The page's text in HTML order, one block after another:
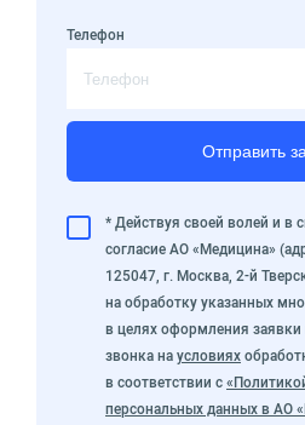
Телефон
Отправить
* Действуя своей волей и в
согласие АО «Медицина»
125047, г. Москва, 2-й
на обработку указанных
в целях оформления заявки
звонка на условиях
в соответствии с
персональных данных в АО